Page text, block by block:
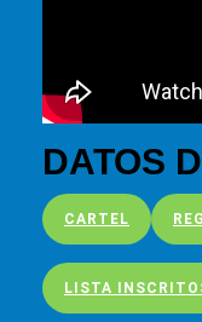
DATOS
CARTEL
LISTA